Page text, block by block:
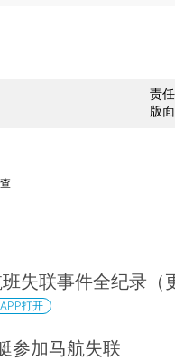
责
版
失联事件全纪录（
APP打开
参加马航失联